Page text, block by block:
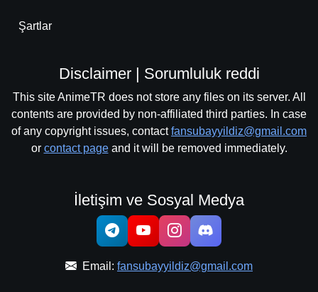
Şartlar
Disclaimer | Sorumluluk reddi
This site AnimeTR does not store any files on its server. All
contents are provided by non-affiliated third parties. In case
of any copyright issues, contactfansubayyildiz@gmail.com
or contact pageand it will be removed immediately.
İletişim ve Sosyal Medya
Email: fansubayyildiz@gmail.com